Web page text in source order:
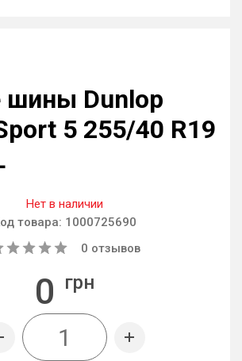
шины Dunlop
5 255/40 R19
Нет в наличии
товара: 1000725690
0 отзывов
0 грн